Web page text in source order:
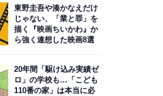
東野圭吾や湊かなえだけ
じゃない、「業と罪」を
描く『映画ちいかわ』か
ら強く連想した映画8選
20年間「駆け込み実績ゼ
ロ」の学校も…「こども
110番の家」は本当に必